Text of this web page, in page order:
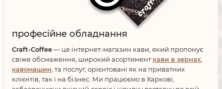
професійне обладнання
Craft-Coffee— це інтернет-магазин кави, який пропонує
свіже обсмаження, широкий асортимент кави в зернах,
кавомашин, та послуг, орієнтовані як на приватних
клієнтів, так і на бізнес. Ми працюємо в Харкові,